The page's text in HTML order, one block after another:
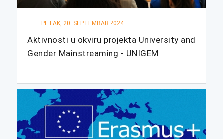
PETAK, 20. SEPTEMBAR 2024.
Aktivnosti u okviru projekta University and
Gender Mainstreaming - UNIGEM